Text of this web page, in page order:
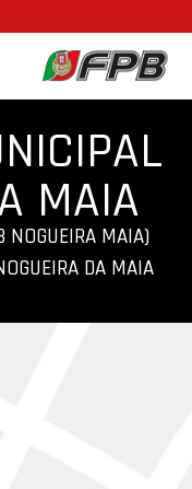
MAIA
NOGUEIRA MAIA)
DA MAIA